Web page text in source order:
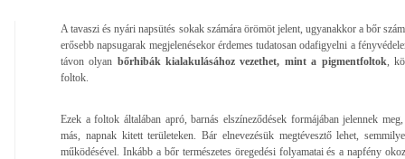
A tavaszi és nyári napsütés sokak számára örömöt jelent, ugyanakkor a bőr
erősebb napsugarak megjelenésekor érdemes tudatosan odafigyelni a
távon olyan bőrhibák kialakulásához vezethet, mint a pigmentfoltok ,
foltok.
Ezek a foltok általában apró, barnás elszíneződések formájában jelennek
más, napnak kitett területeken. Bár elnevezésük megtévesztő lehet,
működésével. Inkább a bőr természetes öregedési folyamatai és a napfény